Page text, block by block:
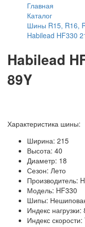
Главная
Каталог
Шины R15, R16,
Habilead HF330
Habilead
89Y
Характеристика шины:
Ширина: 215
Высота: 40
Диаметр: 18
Сезон: Лето
Производитель:
Модель: HF330
Шипы:
Индекс нагрузки:
Индекс скорости: